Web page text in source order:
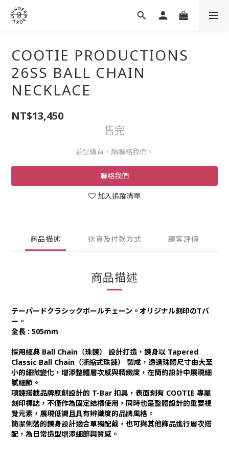
COOTIE PRODUCTIONS
26SS BALL CHAIN
NECKLACE
NT$13,450
售完
若想購買，請聯絡我們。
聯絡我們
加入追蹤清單
商品描述 送貨及付款方式 顧客評價
商品描述
テーパードクラシックボールチェーン。オリジナル刻印のTバ
ー。
全長 : 505mm
採用經典 Ball Chain（珠鍊） 設計打造，鍊身以 Tapered
Classic Ball Chain（漸縮式珠鍊） 製成，透過珠體尺寸由大至
小的細微變化，增添整體層次感與精緻度，在簡約設計中展現細
膩細節。
項鍊搭載品牌原創設計的 T-Bar 扣具，表面刻有 COOTIE 專屬
刻印標誌，不僅作為固定結構使用，同時也是整體設計的重要視
覺元素，展現低調且具有辨識度的品牌風格。
簡潔俐落的鍊身設計適合單獨配戴，也可與其他飾品進行層次搭
配，為日常造型增添細節與質感。